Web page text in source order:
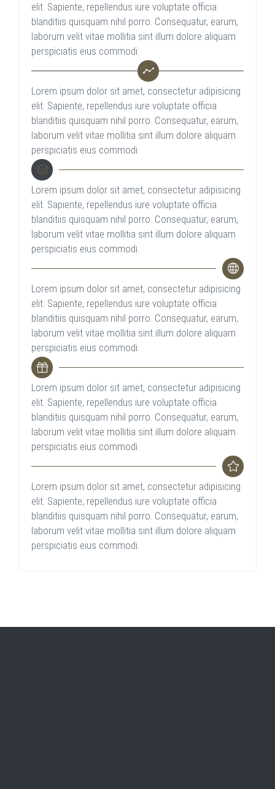
elit. Sapiente, repellendus iure voluptate officia
blanditiis quisquam nihil porro. Consequatur, earum,
laborum velit vitae mollitia sint illum dolore aliquam
perspiciatis eius commodi.
Lorem ipsum dolor sit amet, consectetur adipisicing
elit. Sapiente, repellendus iure voluptate officia
blanditiis quisquam nihil porro. Consequatur, earum,
laborum velit vitae mollitia sint illum dolore aliquam
perspiciatis eius commodi.
Lorem ipsum dolor sit amet, consectetur adipisicing
elit. Sapiente, repellendus iure voluptate officia
blanditiis quisquam nihil porro. Consequatur, earum,
laborum velit vitae mollitia sint illum dolore aliquam
perspiciatis eius commodi.
Lorem ipsum dolor sit amet, consectetur adipisicing
elit. Sapiente, repellendus iure voluptate officia
blanditiis quisquam nihil porro. Consequatur, earum,
laborum velit vitae mollitia sint illum dolore aliquam
perspiciatis eius commodi.
Lorem ipsum dolor sit amet, consectetur adipisicing
elit. Sapiente, repellendus iure voluptate officia
blanditiis quisquam nihil porro. Consequatur, earum,
laborum velit vitae mollitia sint illum dolore aliquam
perspiciatis eius commodi.
Lorem ipsum dolor sit amet, consectetur adipisicing
elit. Sapiente, repellendus iure voluptate officia
blanditiis quisquam nihil porro. Consequatur, earum,
laborum velit vitae mollitia sint illum dolore aliquam
perspiciatis eius commodi.